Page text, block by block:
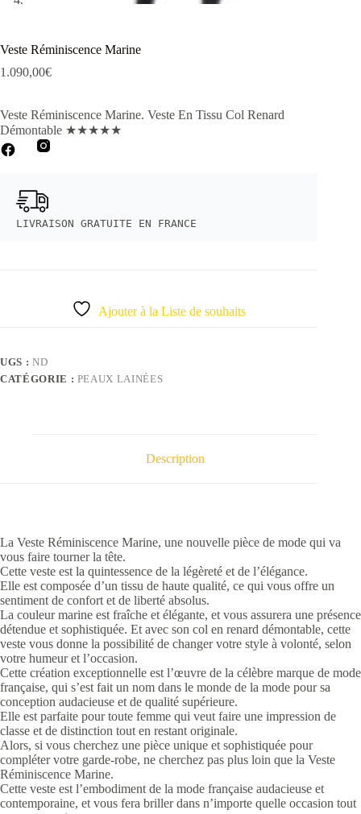
Veste Réminiscence Marine
1.090,00€
Veste Réminiscence Marine. Veste En Tissu Col Renard
Démontable ★★★★★
LIVRAISON GRATUITE EN FRANCE
Ajouter à la Liste de souhaits
UGS : ND
CATÉGORIE : PEAUX LAINÉES
Description
La Veste Réminiscence Marine, une nouvelle pièce de mode qui va
vous faire tourner la tête.
Cette veste est la quintessence de la légèreté et de l’élégance.
Elle est composée d’un tissu de haute qualité, ce qui vous offre un
sentiment de confort et de liberté absolus.
La couleur marine est fraîche et élégante, et vous assurera une présence
détendue et sophistiquée. Et avec son col en renard démontable, cette
veste vous donne la possibilité de changer votre style à volonté, selon
votre humeur et l’occasion.
Cette création exceptionnelle est l’œuvre de la célèbre marque de mode
française, qui s’est fait un nom dans le monde de la mode pour sa
conception audacieuse et de qualité supérieure.
Elle est parfaite pour toute femme qui veut faire une impression de
classe et de distinction tout en restant originale.
Alors, si vous cherchez une pièce unique et sophistiquée pour
compléter votre garde-robe, ne cherchez pas plus loin que la Veste
Réminiscence Marine.
Cette veste est l’embodiment de la mode française audacieuse et
contemporaine, et vous fera briller dans n’importe quelle occasion tout